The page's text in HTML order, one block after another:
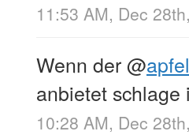
11:53 AM, Dec
Wenn der@
anbietet schlage
10:28 AM, Dec